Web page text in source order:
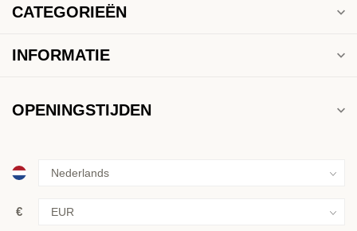
CATEGORIEËN
INFORMATIE
OPENINGSTIJDEN
€